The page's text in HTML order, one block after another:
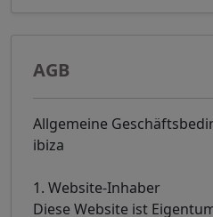
AGB
Allgemeine
ibiza
1. Website-Inhaber
Diese Website ist